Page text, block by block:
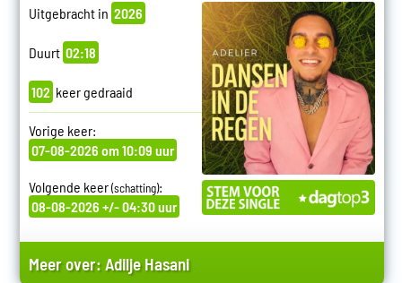
Uitgebracht in 2026
Duurt 02:18
102 keer gedraaid
Vorige keer:
07-08-2026 om 10:09 uur
Volgende keer(schatting):
08-08-2026 +/- 04:30 uur
Meer over:Adilje Hasani